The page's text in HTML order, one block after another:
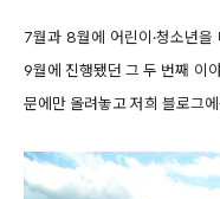
7월과 8월에 어린이·청소년
9월에 진행됐던 그 두 번째 이
문에만 올려놓고 저희 블로그